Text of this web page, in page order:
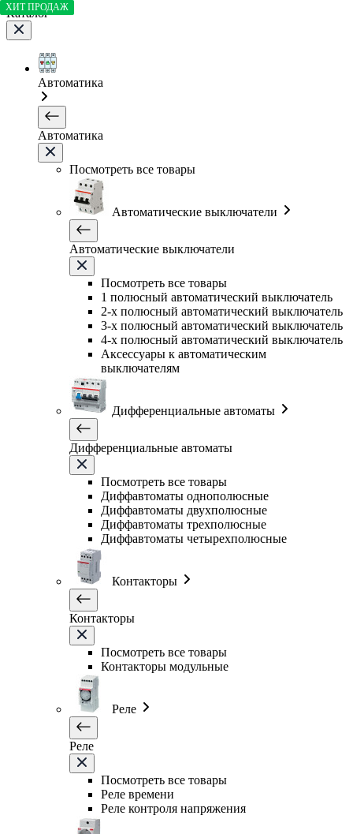
Каталог
Автоматика
Автоматика
Посмотреть все товары
Автоматические выключатели
Автоматические выключатели
Посмотреть все товары
1 полюсный автоматический выключатель
2-х полюсный автоматический выключатель
3-х полюсный автоматический выключатель
4-х полюсный автоматический выключатель
Аксессуары к автоматическим
выключателям
Дифференциальные автоматы
Дифференциальные автоматы
Посмотреть все товары
Диффавтоматы однополюсные
Диффавтоматы двухполюсные
Диффавтоматы трехполюсные
Диффавтоматы четырехполюсные
Контакторы
Контакторы
Посмотреть все товары
Контакторы модульные
Реле
Реле
Посмотреть все товары
Реле времени
Реле контроля напряжения
ХИТ ПРОДАЖ